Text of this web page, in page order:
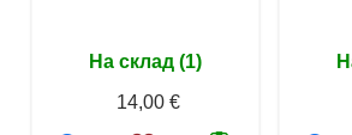
На склад (1)
14,00 €